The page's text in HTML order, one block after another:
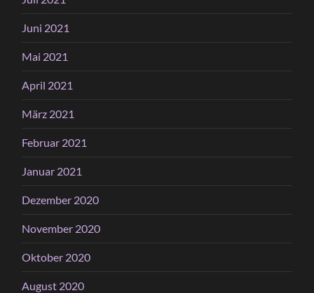
Juni 2021
Mai 2021
April 2021
März 2021
Februar 2021
Januar 2021
Dezember 2020
November 2020
Oktober 2020
August 2020